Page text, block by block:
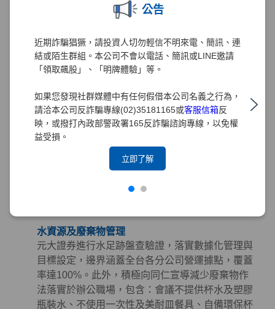
公告
近期詐騙猖獗，請投資人切勿輕信不明來電、簡訊、連
結或陌生群組。本公司不會以電話、簡訊或LINE邀請
「領取飆股」、「明牌體驗」等。
如果您發現社群媒體中有任何假借本公司名義之行為，
請洽本公司反詐騙專線(02)35181165或客服信箱反
映，或撥打內政部警政署165反詐騙諮詢專線，以免權
益受損。
立即了解
《聯合國世界人權宣言》、《聯合國全球盟約》及
購指南」，從「環境、社會及治理（ESG）」三面
向出發，將永續理念深植於採購實務中。
綠色採購
元大證券長期推行綠色採購，訂定「綠色採購條
款」規範採購時應優先考量具有環保、節能、能源
之星、節水、綠建材、FSC永續林業、減碳等標章
之產品。並積極響應政府相關政策，持續參與臺北
市政府推動之「民間企業及團體實施綠色採購計
畫」。截至2025年，元大集團已連續15年榮獲臺北
由提倡綠色採購以帶動綠色生產鏈，降低環境衝
水資源及廢棄物管理
元大證券進行水足跡盤查驗證，落實數據化管理與
目標設定，邊界涵蓋全台各分公司營運據點，覆蓋
率達100%。此外，積極向同仁宣導減少廢棄物作
法落實於辦公職場，包含：會議不提供杯水及塑膠
瓶裝水、不使用一次性及美耐皿餐具、自備環保杯